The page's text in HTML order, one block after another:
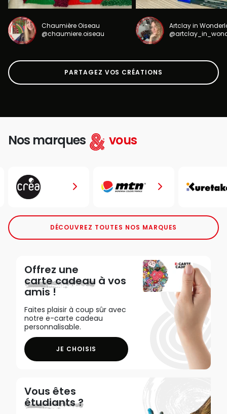
Chaumière Oiseau
@chaumiere.oiseau
Artclay in
PARTAGEZ VOS CRÉATIONS
Nos marques vous
DÉCOUVREZ TOUTES NOS MARQUES
Offrez une
carte cadeau à vos
amis !
Faites plaisir à coup sûr avec
notre e-carte cadeau
personnalisable.
JE CHOISIS
Vous êtes
étudiants ?